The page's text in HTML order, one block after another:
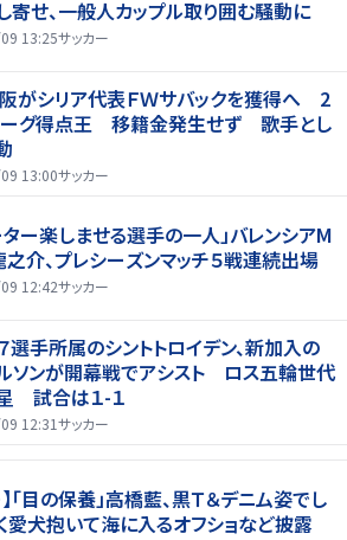
寄せ、一般人カップル取り囲む騒動に
13:25サッカー
阪がシリア代表ＦＷサバックを獲得へ 2
ーグ得点王 移籍金発生せず 歌手とし
13:00サッカー
ター楽しませる選手の一人」バレンシアM
介、プレシーズンマッチ５戦連続出場
12:42サッカー
選手所属のシントトロイデン、新加入の
ソンが開幕戦でアシスト ロス五輪世代
試合は１-１
12:31サッカー
】「目の保養」高橋藍、黒Ｔ＆デニム姿でし
愛犬抱いて海に入るオフショなど披露